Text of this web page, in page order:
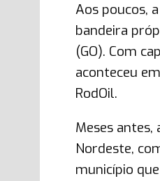
Aos poucos,
bandeira
(GO). Com
aconteceu
RodOil.
Meses
Nordeste,
município